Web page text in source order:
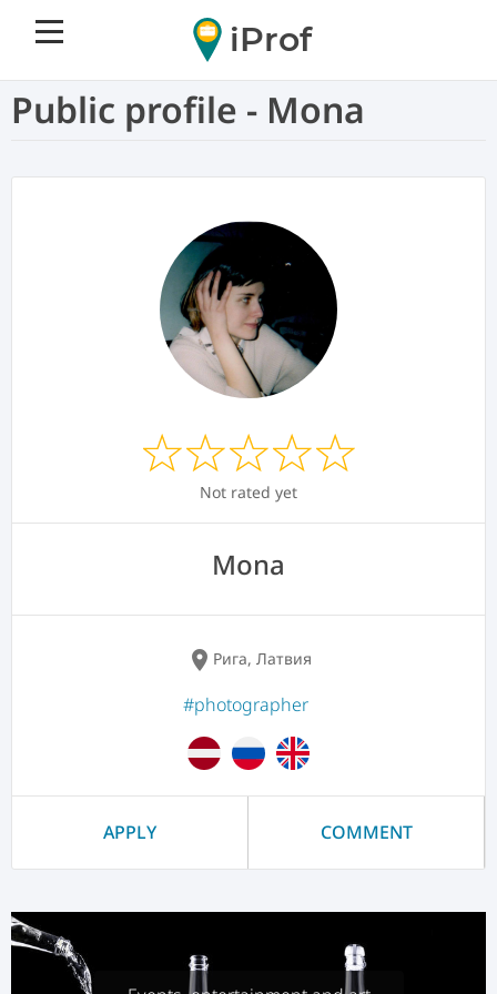
iProf
Public profile - Mona
Not rated yet
Mona
location_on Рига, Латвия
#photographer
APPLY COMMENT